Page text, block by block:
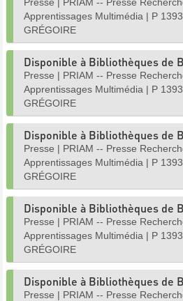
Apprentissages Multimédia | P 1393
GRÉGOIRE
Disponible à Bibliothèques de
Presse | PRIAM -- Presse
Apprentissages Multimédia | P 1393
GRÉGOIRE
Disponible à Bibliothèques de
Presse | PRIAM -- Presse
Apprentissages Multimédia | P 1393
GRÉGOIRE
Disponible à Bibliothèques de
Presse | PRIAM -- Presse
Apprentissages Multimédia | P 1393
GRÉGOIRE
Disponible à Bibliothèques de
Presse | PRIAM -- Presse